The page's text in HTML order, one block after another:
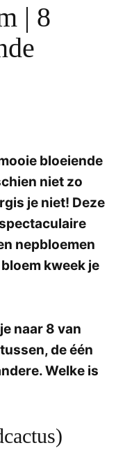
| 8
bloeiende
niet zo
je niet! Deze
nepbloemen
kweek je
naar 8 van
de één
Welke is